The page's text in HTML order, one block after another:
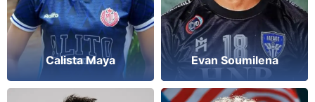
Calista Maya Evan Soumilena